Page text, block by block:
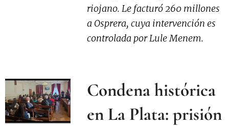
riojano. Le facturó 260 millones
a Osprera, cuya intervención es
controlada por Lule Menem.
Condena histórica
en La Plata: prisión